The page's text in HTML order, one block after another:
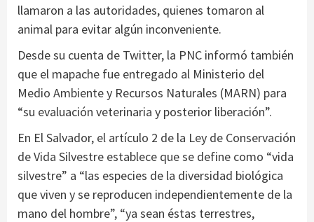
llamaron a las autoridades, quienes tomaron al
animal para evitar algún inconveniente.
Desde su cuenta de Twitter, la PNC informó también
que el mapache fue entregado al Ministerio del
Medio Ambiente y Recursos Naturales (MARN) para
“su evaluación veterinaria y posterior liberación”.
En El Salvador, el artículo 2 de la Ley de Conservación
de Vida Silvestre establece que se define como “vida
silvestre” a “las especies de la diversidad biológica
que viven y se reproducen independientemente de la
mano del hombre”, “ya sean éstas terrestres,